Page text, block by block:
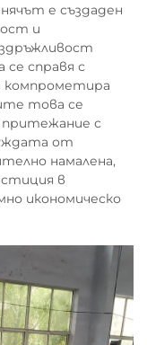
е създаден
и
се справя с
компрометира
това се
притежание с
от
намалена,
в
икономическо